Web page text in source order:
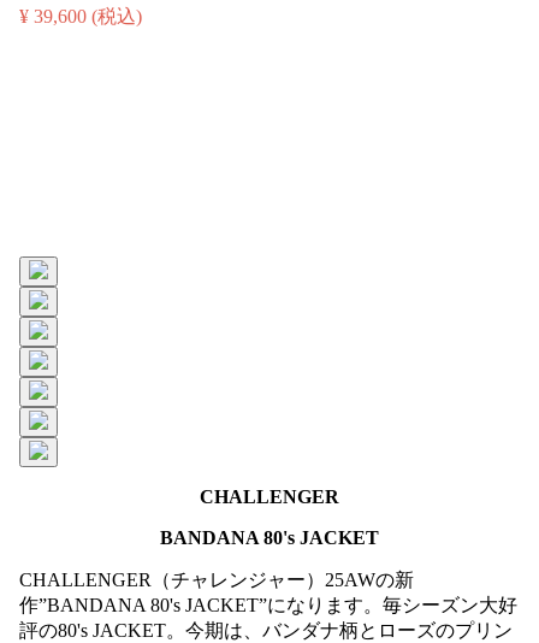
¥ 39,600 (税込)
CHALLENGER
BANDANA 80's JACKET
CHALLENGER（チャレンジャー）25AWの新
作”BANDANA 80's JACKET”になります。毎シーズン大好
評の80's JACKET。今期は、バンダナ柄とローズのプリン